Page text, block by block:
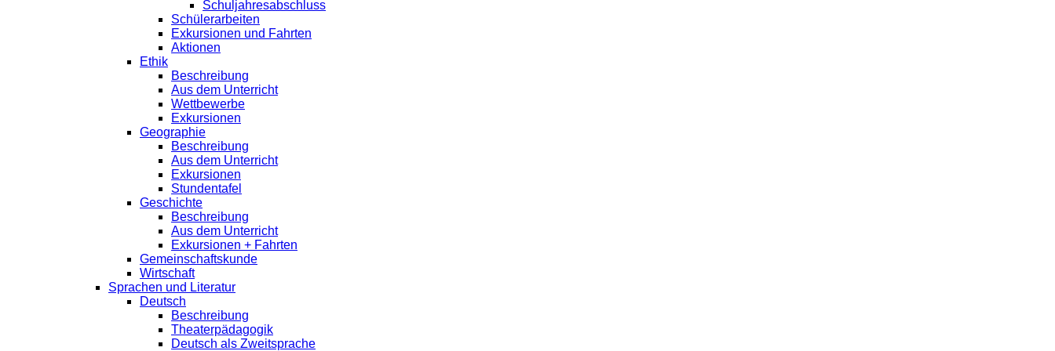
Schuljahresabschluss
Schülerarbeiten
Exkursionen und Fahrten
Aktionen
Ethik
Beschreibung
Aus dem Unterricht
Wettbewerbe
Exkursionen
Geographie
Beschreibung
Aus dem Unterricht
Exkursionen
Stundentafel
Geschichte
Beschreibung
Aus dem Unterricht
Exkursionen + Fahrten
Gemeinschaftskunde
Wirtschaft
Sprachen und Literatur
Deutsch
Beschreibung
Theaterpädagogik
Deutsch als Zweitsprache